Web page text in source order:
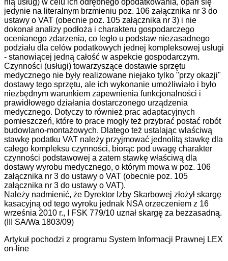
jedynie na literalnym brzmieniu poz. 106 załącznika nr 3 do
ustawy o VAT (obecnie poz. 105 załącznika nr 3) i nie
dokonał analizy podłoża i charakteru gospodarczego
ocenianego zdarzenia, co legło u podstaw niezasadnego
podziału dla celów podatkowych jednej kompleksowej usługi
- stanowiącej jedną całość w aspekcie gospodarczym.
Czynności (usługi) towarzyszące dostawie sprzętu
medycznego nie były realizowane niejako tylko "przy okazji"
dostawy tego sprzętu, ale ich wykonanie umożliwiało i było
niezbędnym warunkiem zapewnienia funkcjonalności i
prawidłowego działania dostarczonego urządzenia
medycznego. Dotyczy to również prac adaptacyjnych
pomieszczeń, które to prace mogły też przybrać postać robót
budowlano-montażowych. Dlatego też ustalając właściwą
stawkę podatku VAT należy przyjmować jednolitą stawkę dla
całego kompleksu czynności, biorąc pod uwagę charakter
czynności podstawowej a zatem stawkę właściwą dla
dostawy wyrobu medycznego, o którym mowa w poz. 106
załącznika nr 3 do ustawy o VAT (obecnie poz. 105
załącznika nr 3 do ustawy o VAT).
Należy nadmienić, że Dyrektor Izby Skarbowej złożył skargę
kasacyjną od tego wyroku jednak NSA orzeczeniem z 16
września 2010 r., I FSK 779/10 uznał skargę za bezzasadną.
(III SA/Wa 1803/09)
Artykuł pochodzi z programu System Informacji Prawnej LEX
on-line